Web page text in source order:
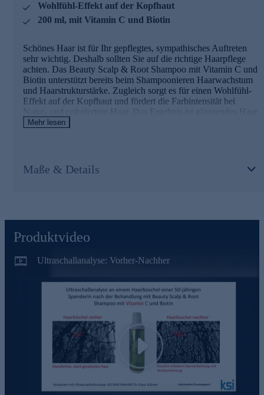
Wohlfühl-Effekt auf der Kopfhaut
200 ml, mit Vitamin C und Biotin
Schönes Haar ist für Ihr gepflegtes, sympathisches Auftreten
sehr wichtig. Deshalb sollten Sie auf die richtige Haarpflege
achten. Das Beauty Scalp & Root Shampoo mit Vitamin C und
Biotin unterstützt bereits beim Shampoonieren Haarwachstum
und Haarstrukturstärke. Zugleich sorgt es für einen Wohlfühl-
Effekt auf der Kopfhaut und fördert die Farbintensität bei
Natur- und coloriertem Haar. Das Ergebnis ist glänzendes Haar
mit unwiderstehlicher Sprungkraft.
Vitamin C unterstützt den Stoffwechsel an der Haarwurzel
Beschleuniger
Probieren Sie es aus und bestellen Sie gleich hier im
Mehr lesen
Maße & Details
Produktvideo
Ultraschallanalyse: Vorher-Nachher